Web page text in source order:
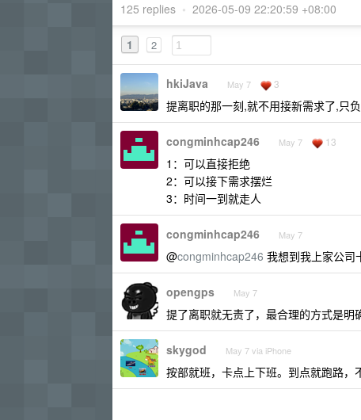
125 replies • 2026-05-09 22:20:59 +08:00
1 2
hkiJava May 7 3
提离职的那一刻,就不用接新需求了,只
congminhcap246 May 7 13
1：可以直接拒绝
2：可以接下需求摆烂
3：时间一到就走人
congminhcap246 May 7
@congminhcap246 我想到我上家公司
opengps May 7
提了离职就无责了，最合理的方式是
skygod May 7 via iPhone
按部就班，卡点上下班。到点就跑路